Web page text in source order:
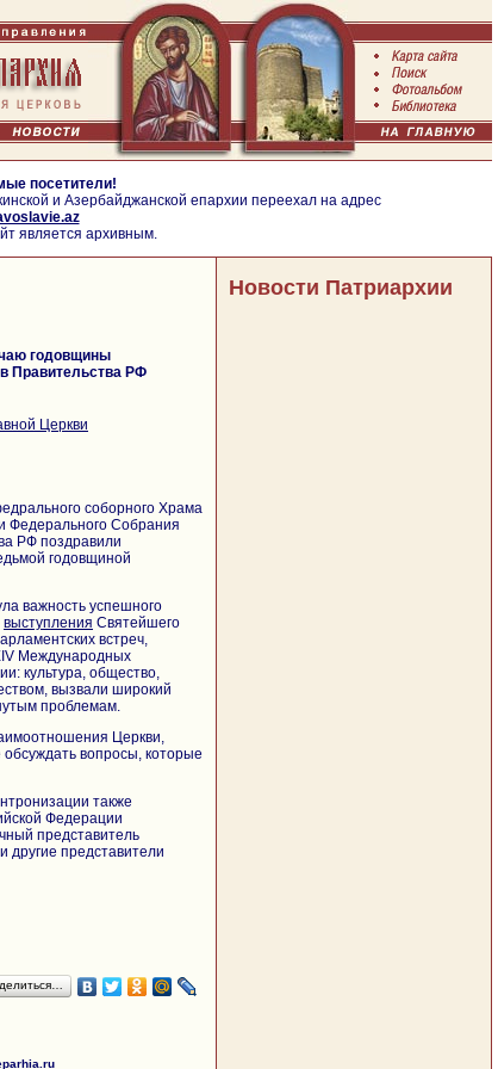
посетители!
и Азербайджанской епархии переехал на адрес
является архивным.
годовщины
Правительства РФ
Церкви
соборного Храма
Федерального Собрания
РФ поздравили
годовщиной
важность успешного
выступления Святейшего
встреч,
Международных
культура, общество,
вызвали широкий
проблемам.
Церкви,
вопросы, которые
также
Федерации
представитель
другие представители
Новости Патриархии